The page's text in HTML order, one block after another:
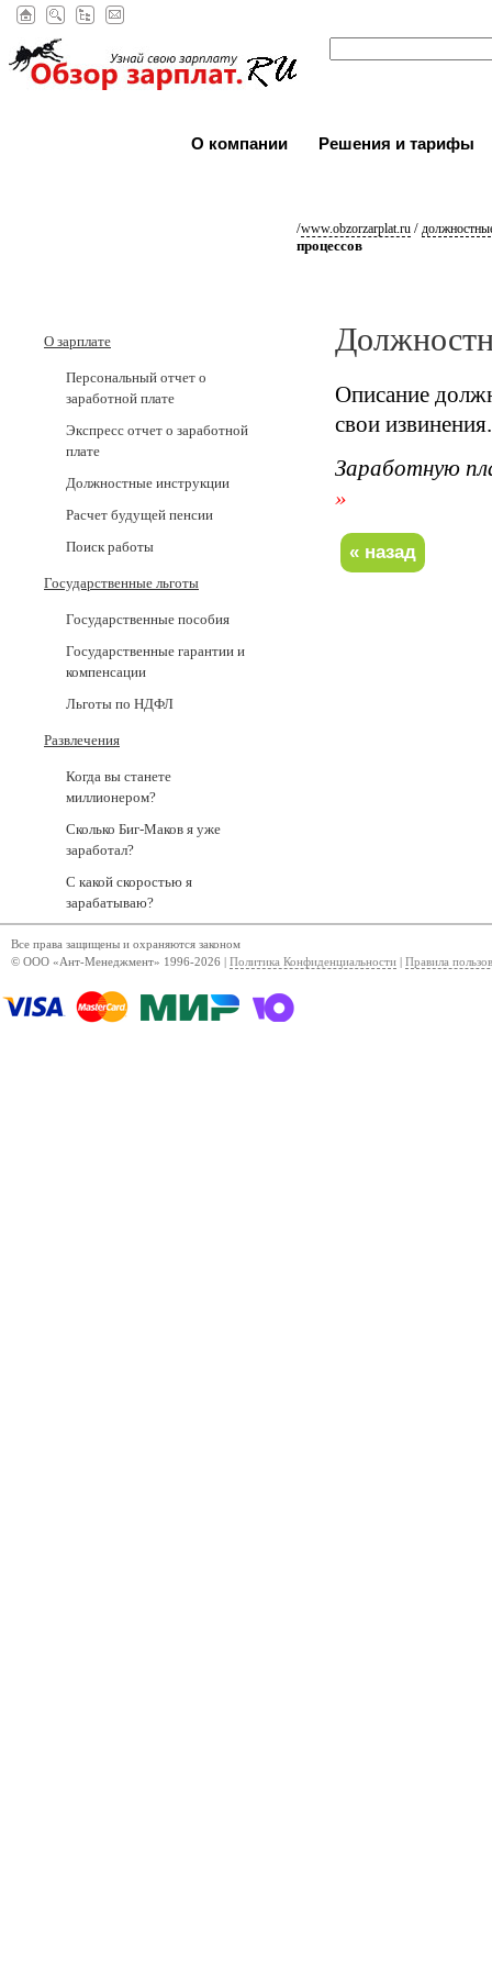
О компании Решения и тарифы
/www.obzorzarplat.ru /
процессов
О зарплате
Персональный отчет о
заработной плате
Экспресс отчет о заработной
плате
Должностные инструкции
Расчет будущей пенсии
Поиск работы
Государственные льготы
Государственные пособия
Государственные гарантии и
компенсации
Льготы по НДФЛ
Развлечения
Когда вы станете
миллионером?
Сколько Биг-Маков я уже
заработал?
С какой скоростью я
зарабатываю?
Описание
свои извинения.
Заработную
»
Все права защищены и охраняются законом
© ООО «Ант-Менеджмент» 1996-2026 | Политика Конфиденциальности Правила